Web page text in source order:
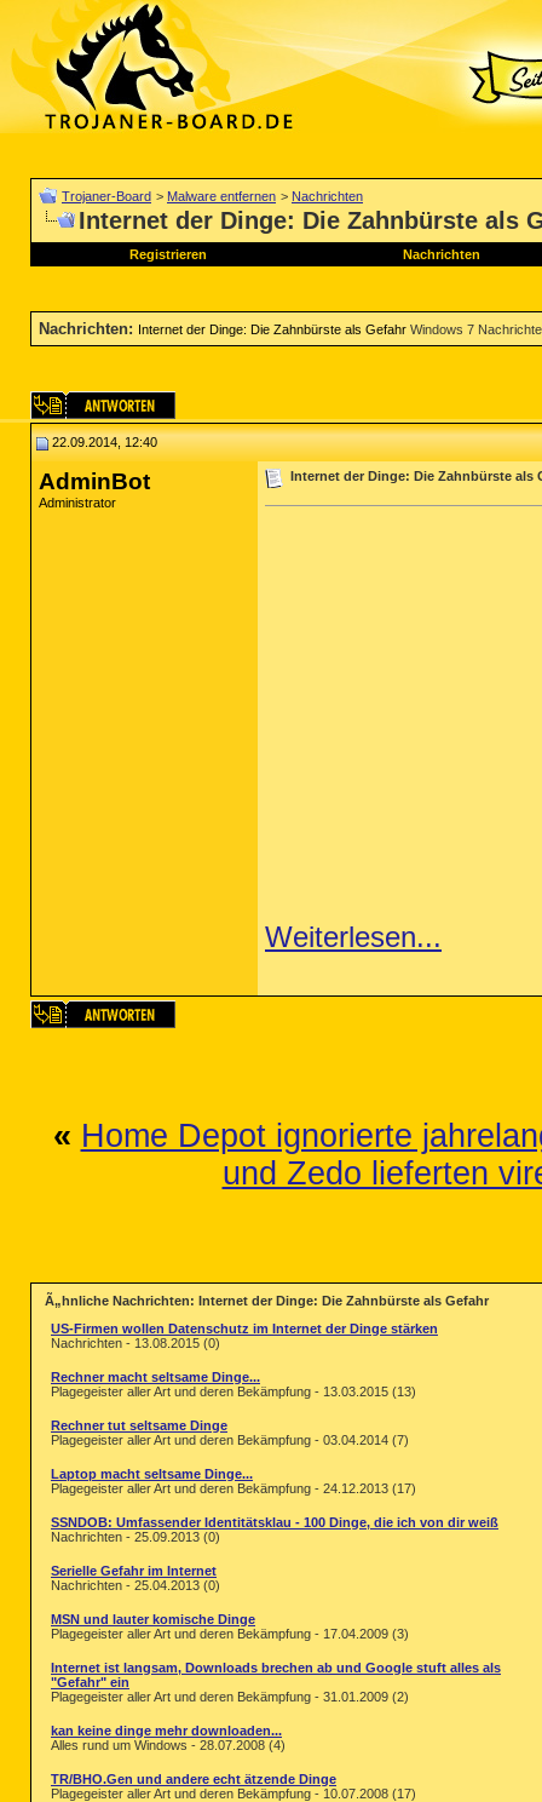
Trojaner-Board > Malware entfernen > Nachrichten
Internet der Dinge: Die Zahnbürste als
Registrieren Nachrichten
Nachrichten: Internet der Dinge: Die Zahnbürste als Gefahr Windows 7
22.09.2014, 12:40
AdminBot
Administrator
Internet der Dinge: Die Zahnbürste als
Weiterlesen...
« Home Depot ignorierte
und Zedo lieferten
Ã„hnliche Nachrichten: Internet der Dinge: Die Zahnbürste als Gefahr
US-Firmen wollen Datenschutz im Internet der Dinge stärken
Nachrichten - 13.08.2015 (0)
Rechner macht seltsame Dinge...
Plagegeister aller Art und deren Bekämpfung - 13.03.2015 (13)
Rechner tut seltsame Dinge
Plagegeister aller Art und deren Bekämpfung - 03.04.2014 (7)
Laptop macht seltsame Dinge...
Plagegeister aller Art und deren Bekämpfung - 24.12.2013 (17)
SSNDOB: Umfassender Identitätsklau - 100 Dinge, die ich von dir weiß
Nachrichten - 25.09.2013 (0)
Serielle Gefahr im Internet
Nachrichten - 25.04.2013 (0)
MSN und lauter komische Dinge
Plagegeister aller Art und deren Bekämpfung - 17.04.2009 (3)
Internet ist langsam, Downloads brechen ab und Google stuft alles als
"Gefahr" ein
Plagegeister aller Art und deren Bekämpfung - 31.01.2009 (2)
kan keine dinge mehr downloaden...
Alles rund um Windows - 28.07.2008 (4)
TR/BHO.Gen und andere echt ätzende Dinge
Plagegeister aller Art und deren Bekämpfung - 10.07.2008 (17)